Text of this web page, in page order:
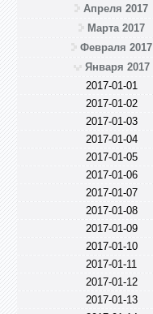
Апреля 2017
Марта 2017
Февраля 2017
Января 2017
2017-01-01
2017-01-02
2017-01-03
2017-01-04
2017-01-05
2017-01-06
2017-01-07
2017-01-08
2017-01-09
2017-01-10
2017-01-11
2017-01-12
2017-01-13